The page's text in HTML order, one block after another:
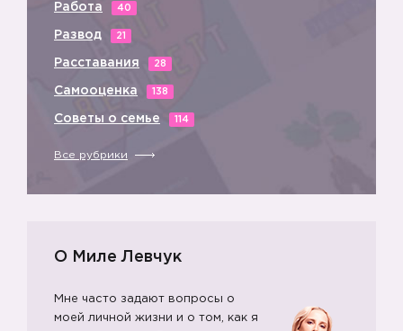
Работа 40
Развод 21
Расставания 28
Самооценка 138
Советы о семье 114
Все рубрики
О Миле Левчук
Мне часто задают вопросы о
моей личной жизни и о том, как я